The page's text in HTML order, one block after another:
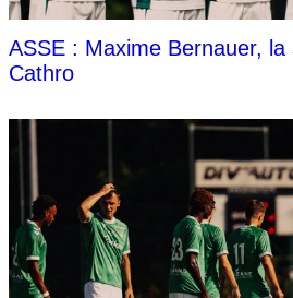
ASSE : Maxime Bernauer, la
Cathro